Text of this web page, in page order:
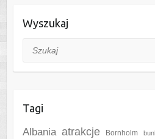
Wyszukaj
Szukaj
Tagi
Albania atrakcje Bornholm